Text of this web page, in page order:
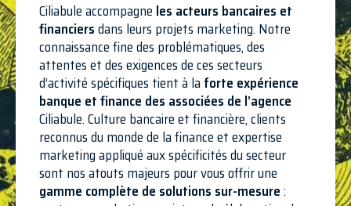
Ciliabule accompagne les acteurs bancaires et
financiersdans leurs projets marketing. Notre
connaissance fine des problématiques, des
attentes et des exigences de ces secteurs
d’activité spécifiques tient à la forte expérience
banque et finance des associées de l’agence
Ciliabule. Culture bancaire et financière, clients
reconnus du monde de la finance et expertise
marketing appliqué aux spécificités du secteur
sont nos atouts majeurs pour vous offrir une
gamme complète de solutions sur-mesure: